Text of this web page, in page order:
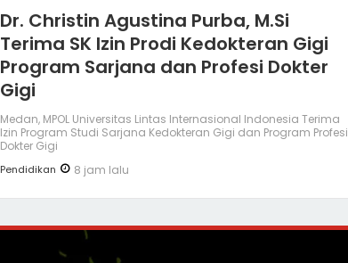
Dr. Christin Agustina Purba, M.Si
Terima SK Izin Prodi Kedokteran Gigi
Program Sarjana dan Profesi Dokter
Gigi
Medan, MPOL Universitas Lintas Internasional Indonesia Terima
Izin Program Studi Sarjana Kedokteran Gigi dan Program Profesi
Dokter Gigi
Pendidikan 8 jam lalu